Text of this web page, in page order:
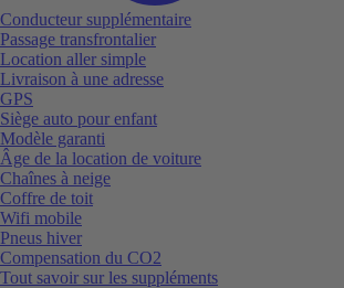
Conducteur supplémentaire
Passage transfrontalier
Location aller simple
Livraison à une adresse
GPS
Siège auto pour enfant
Modèle garanti
Âge de la location de voiture
Chaînes à neige
Coffre de toit
Wifi mobile
Pneus hiver
Compensation du CO2
Tout savoir sur les suppléments